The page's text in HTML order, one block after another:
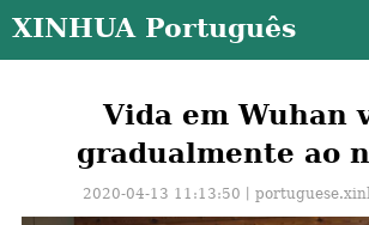
XINHUA Português
Vida em Wuhan
gradualmente ao
2020-04-13 11:13:50丨